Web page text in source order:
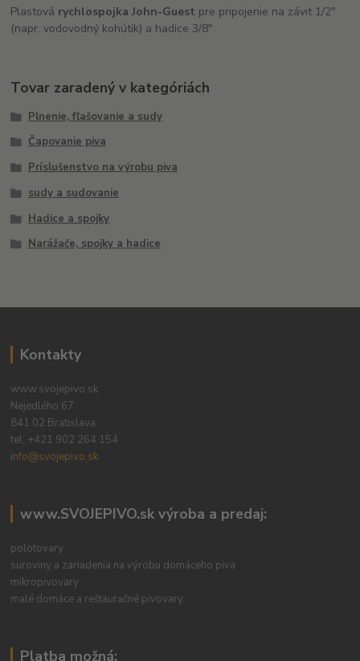
Plastová rychlospojka John-Guest pre pripojenie na závit 1/2"
(napr. vodovodný kohútik) a hadice 3/8"
Tovar zaradený v kategóriách
Plnenie, fľašovanie a sudy
Čapovanie piva
Príslušenstvo na výrobu piva
sudy a sudovanie
Hadice a spojky
Narážače, spojky a hadice
Kontakty
www.svojepivo.sk
Nejedlého 67
841 02 Bratislava
tel: +421 902 264 154
info@svojepivo.sk
www.SVOJEPIVO.sk výroba a predaj:
polotovary
suroviny a zariadenia na výrobu domáceho piva
mikropivovary
malé domáce a reštauračné pivovary.
Platba možná: